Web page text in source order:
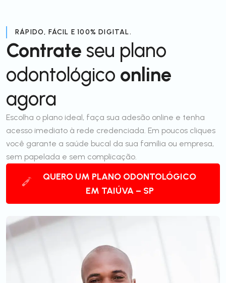
RÁPIDO, FÁCIL E 100% DIGITAL.
Contrate seu plano
odontológico online
agora
Escolha o plano ideal, faça sua adesão online e tenha
acesso imediato à rede credenciada. Em poucos cliques
você garante a saúde bucal da sua família ou empresa,
sem papelada e sem complicação.
QUERO UM PLANO ODONTOLÓGICO
EM TAIÚVA – SP